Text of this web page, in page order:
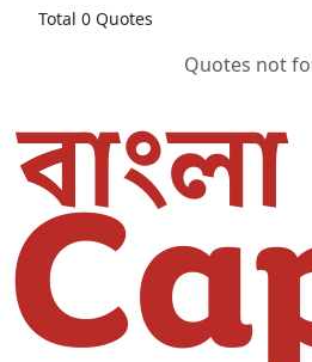
Total 0 Quotes
Quotes not